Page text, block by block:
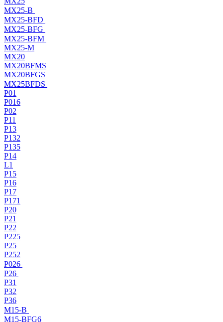
MX25-B
MX25-BFD
MX25-BFG
MX25-BFM
MX25-M
MX20
MX20BFMS
MX20BFGS
MX25BFDS
P01
P016
P02
P11
P13
P132
P135
P14
L1
P15
P16
P17
P171
P20
P21
P22
P225
P25
P252
P026
P26
P31
P32
P36
M15-B
M15-BFG6